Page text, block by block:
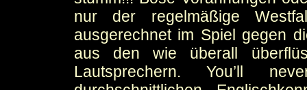
nur der regelmäßige
ausgerechnet im Spiel gegen
aus den wie überall
Lautsprechern. You’ll